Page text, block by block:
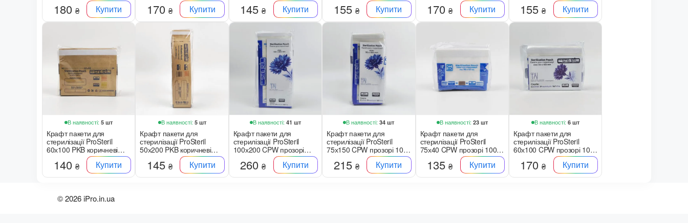
180 ₴ Купити 170 ₴ Купити 145₴ Купити 155 ₴ Купити 170₴ Купити 155₴ Купити
В наявності: 5 шт
Крафт пакети для
стерилізації ProSteril
60х100 PKB коричневі
140 ₴ Купити
В наявності: 5 шт
Крафт пакети для
стерилізації ProSteril
50х200 PKB коричневі
145 ₴ Купити
В наявності: 41 шт
Крафт пакети для
стерилізації ProSteril
100х200 CPW прозорі
260₴ Купити
В наявності: 34 шт
Крафт пакети для
стерилізації ProSteril
75х150 CPW прозорі 100
215 ₴ Купити
В наявності: 23 шт
Крафт пакети для
стерилізації ProSteril
75х40 CPW прозорі 100
135₴ Купити
В наявності: 6 шт
Крафт пакети для
стерилізації ProSteril
60х100 CPW прозорі 100
170₴ Купити
© 2026 iPro.in.ua